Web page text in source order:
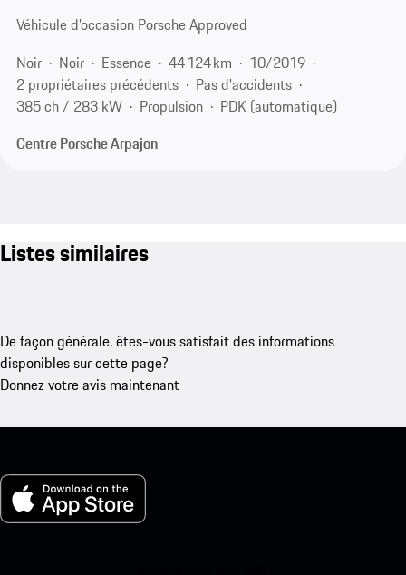
Véhicule d’occasion Porsche Approved
Noir
Noir Essence 44 124 km
10/2019
2 propriétaires précédents
Pas d'accidents
385 ch / 283 kW
Propulsion
PDK (automatique)
Centre Porsche Arpajon
Listes similaires
De façon générale, êtes-vous satisfait des informations
disponibles sur cette page?
Donnez votre avis maintenant